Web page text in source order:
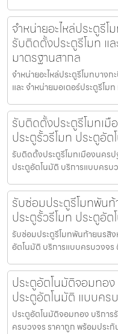
จำหน่ายอะไหล่ประตูรี
รับติดตั้งประตูรีโมท แ
มาตรฐานสากล
จำหน่ายอะไหล่ประตูรีโมทบาง
และ จำหน่ายมอเตอร์ประตูรีโ
รับติดตั้งประตูรีโมทเ
ประตูรั้วรีโมท ประตูอั
รับติดตั้งประตูรีโมทเมืองนคร
ประตูอัตโนมัติ บริการแบบคร
รับซ่อมประตูรีโมทพัน
ประตูรั้วรีโมท ประตูอั
รับซ่อมประตูรีโมทพันท้ายนรสิง
อัตโนมัติ บริการแบบครบวงจ
ประตูอัตโนมัติจอมทอ
ประตูอัตโนมัติ แบบคร
ประตูอัตโนมัติจอมทอง บริกา
ครบวงจร ราคาถูก พร้อมประกั